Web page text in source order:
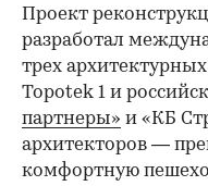
Проект
разработал
трех
Topotek 1 и
партнеры» и «КБ
архитекторов —
комфортную